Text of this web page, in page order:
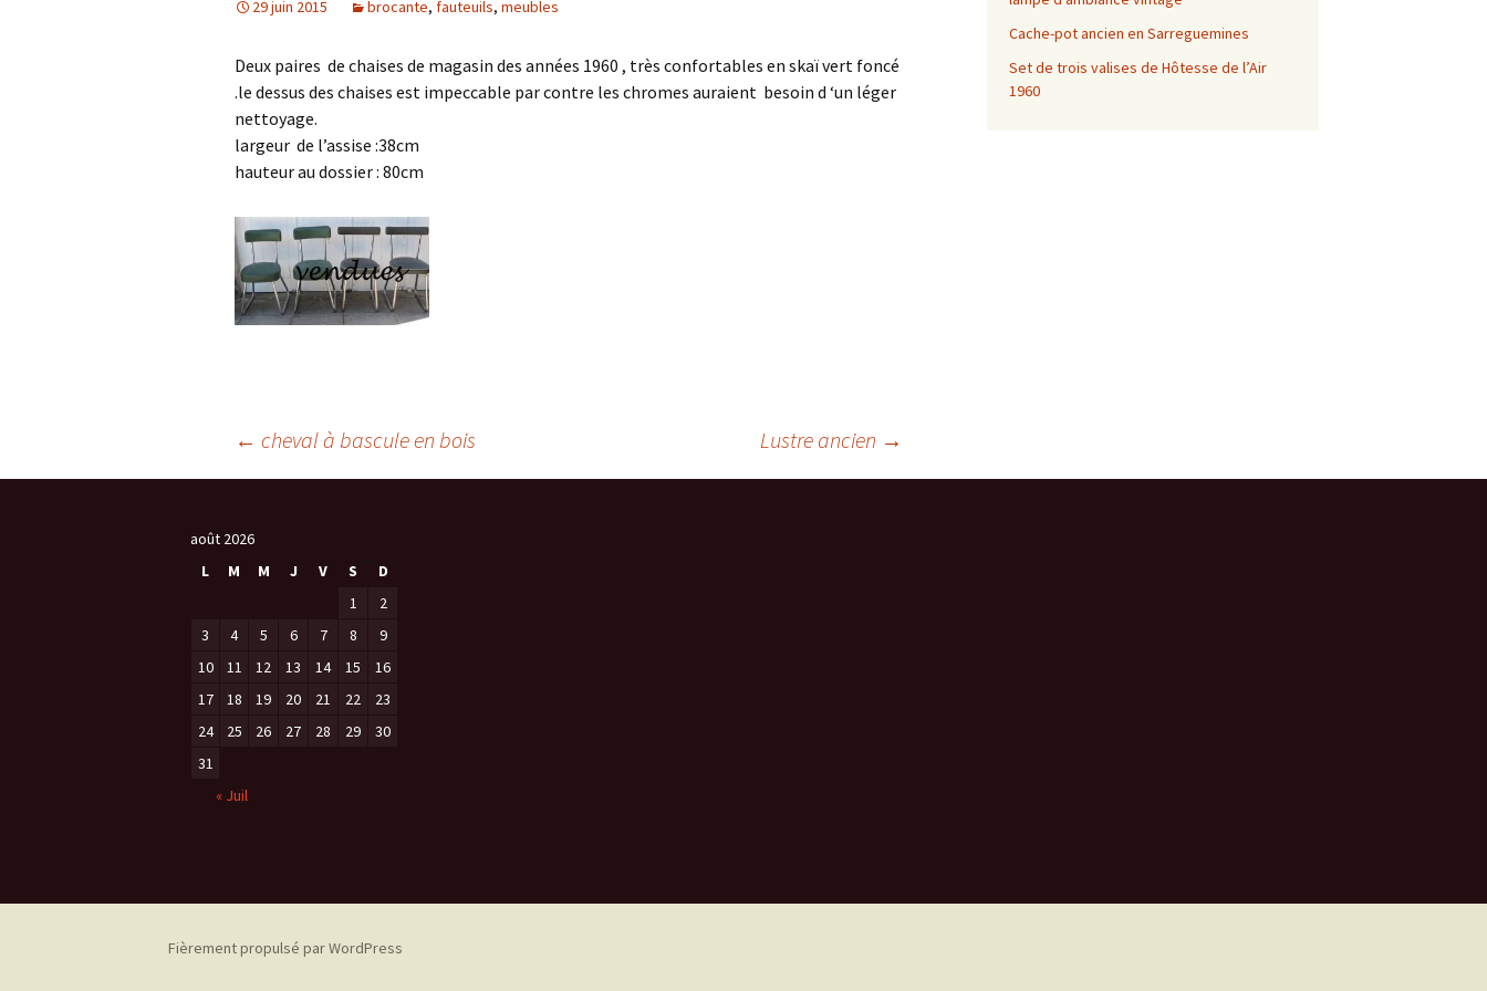
Pastel
cendriers
29 juin 2015 brocante, fauteuils, meubles
Deux paires de chaises de magasin des années 1960 , très confortables en skaï vert foncé
.le dessus des chaises est impeccable par contre les chromes auraient besoin d ‘un léger
nettoyage.
largeur de l’assise :38cm
hauteur au dossier : 80cm
Navigation
← cheval à bascule en bois Lustre ancien →
Cache-pot ancien en Sarreguemines
Set de trois valises de Hôtesse de l’Air
1960
août 2026
L
M M J V S
D
1
2
3
4 5 6 7 8
9
10
11 12 13 14 15
16
17
18 19 20 21 22
23
24
25 26 27 28 29
30
31
« Juil
Fièrement propulsé par WordPress